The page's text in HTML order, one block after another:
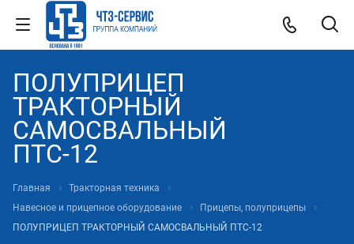
ПОЛУПРИЦЕП
ТРАКТОРНЫЙ
САМОСВАЛЬНЫЙ
ПТС-12
Главная
Тракторная техника
Навесное и прицепное оборудование
Прицепы, полуприцепы
ПОЛУПРИЦЕП ТРАКТОРНЫЙ САМОСВАЛЬНЫЙ ПТС-12